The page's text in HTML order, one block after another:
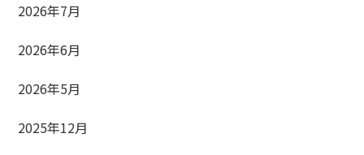
2026年7月
2026年6月
2026年5月
2025年12月